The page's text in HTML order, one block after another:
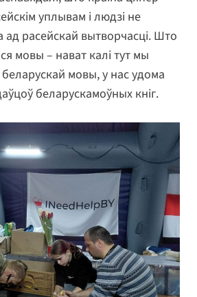
уплывам і людзі не
ад расейскай вытворчасці. Што
мовы – нават калі тут мы
беларускай мовы, у нас удома
беларускамоўных кніг.